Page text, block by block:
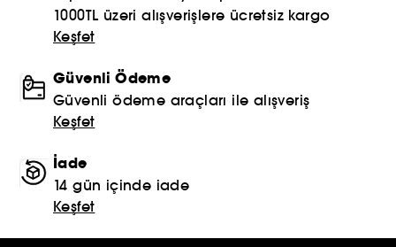
1000TL üzeri alışverişlere ücretsiz kargo
Keşfet
Güvenli Ödeme
Güvenli ödeme araçları ile alışveriş
Keşfet
İade
14 gün içinde iade
Keşfet